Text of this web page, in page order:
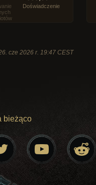
Doświadczenie
cze 2026 r. 19:47 CEST
bieżąco